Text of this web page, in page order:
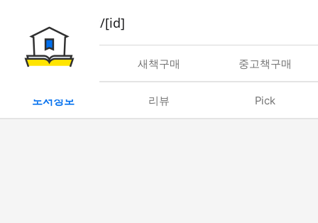
book/rent/[id]
대여 새책구매 중고책구매
도서정보 리뷰 Pick